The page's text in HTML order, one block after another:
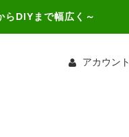
DIYまで幅広く～
アカウント